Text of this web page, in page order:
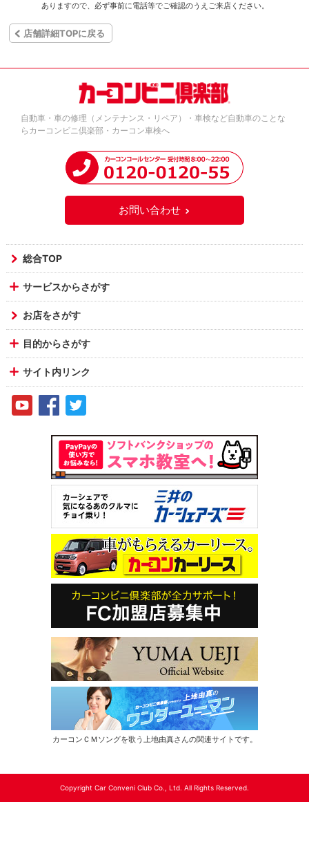
ありますので、必ず事前に電話等でご確認のうえご来店ください。
店舗詳細TOPに戻る
自動車・車の修理（メンテナンス・リペア）・車検など自動車のことな
らカーコンビニ倶楽部・カーコン車検へ
お問い合わせ
総合TOP
サービスからさがす
お店をさがす
目的からさがす
サイト内リンク
カーコンＣＭソングを歌う上地由真さんの関連サイトです。
Copyright Car Conveni Club Co., Ltd. All Rights Reserved.